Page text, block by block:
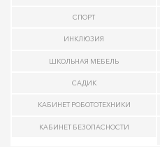
СПОРТ
ИНКЛЮЗИЯ
ШКОЛЬНАЯ МЕБЕЛЬ
САДИК
КАБИНЕТ РОБОТОТЕХНИКИ
КАБИНЕТ БЕЗОПАСНОСТИ